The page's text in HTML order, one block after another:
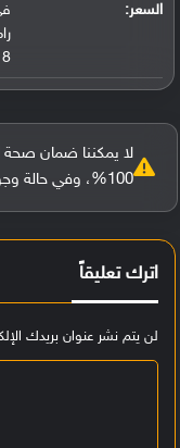
السعر:
8 جيجابايت رام و 256 جيجابايت سعة تخزين
لا يمكننا ضمان
100%، وفي حالة وجود خطأ يُرجى
اترك تعليقاً
لن يتم نشر عنوان بريدك